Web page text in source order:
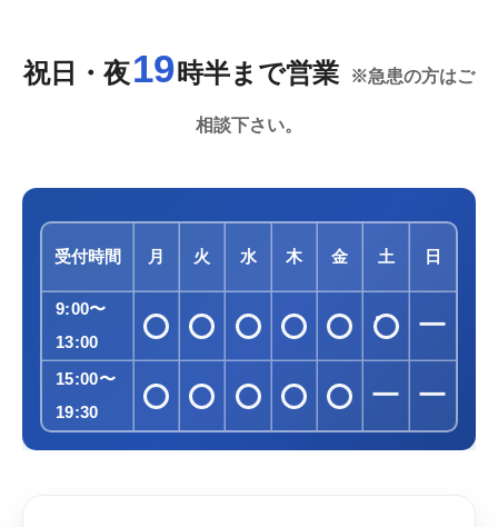
祝日・夜19 時半まで営業 ※急患の方はご
相談下さい。
受付時間 月 火 水 木 金 土 日
9:00〜
13:00
ー
15:00〜
19:30
ー ー